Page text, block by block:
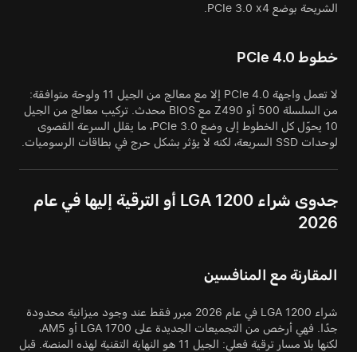
الشريحة بوضع PCIe 3.0 x4.
خطوط PCIe 4.0
لا تعمل واجهة PCIe 4.0 إلا مع معالج من الجيل 11 ولوحة متوافقة:
من السلسلة 500 أو Z490 مع BIOS محدث. تركيب معالج من الجيل
10 يحوّل كل الخطوط إلى وضع PCIe 3.0، ما يقلل السرعة القصوى
لوحدات SSD السريعة، لكنه لا يؤثر بشكل حرج في بطاقات الرسوميات.
جدوى شراء LGA 1200 أو الترقية إليها في عام
2026
المقارنة مع المنافسين
شراء LGA 1200 في عام 2026 مبرر فقط عند وجود ميزانية محدودة
جدًا. فهي أرخص من التجميعات الجديدة على LGA 1700 أو AM5،
لكنها بلا مسار ترقية فعلي: الجيل 11 هو النهاية التقنية لهذه المنصة. قبل